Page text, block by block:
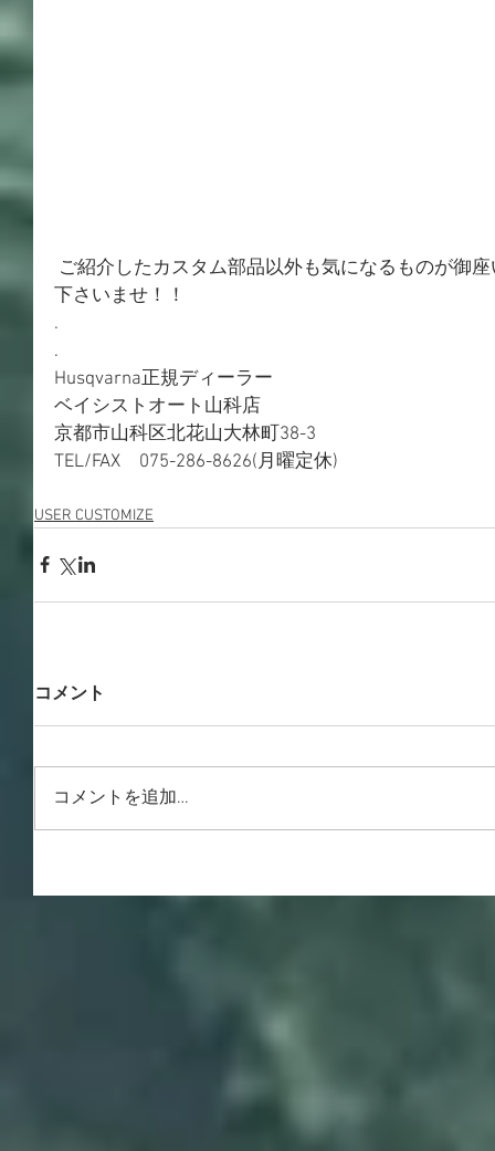
下さいませ！！
.
.
Husqvarna正規ディーラー
ベイシストオート山科店
京都市山科区北花山大林町38-3
TEL/FAX　075-286-8626(月曜定休)
USER CUSTOMIZE
コメント
コメントを追加…